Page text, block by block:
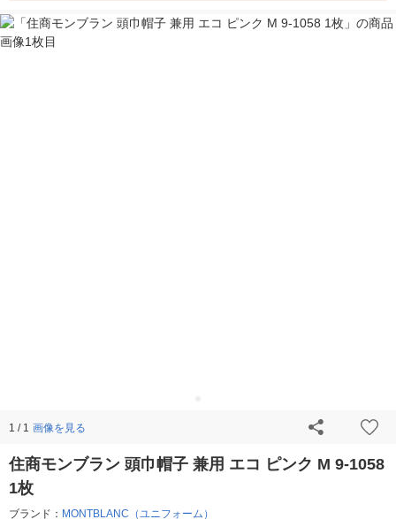
1 / 1 画像を見る
住商モンブラン 頭巾帽子 兼用 エコ ピンク M 9-1058
1枚
ブランド： MONTBLANC（ユニフォーム）